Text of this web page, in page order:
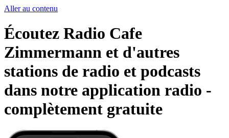
Aller au contenu
Écoutez Radio Cafe
Zimmermann et d'autres
stations de radio et podcasts
dans notre application radio -
complètement gratuite